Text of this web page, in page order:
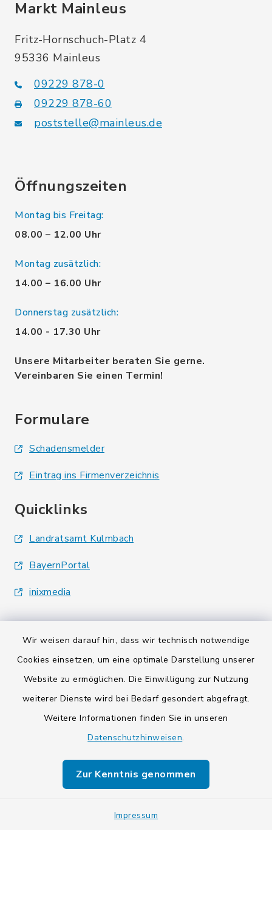
Wir weisen darauf hin, dass wir technisch notwendige
Cookies einsetzen, um eine optimale Darstellung unserer
Website zu ermöglichen. Die Einwilligung zur Nutzung
weiterer Dienste wird bei Bedarf gesondert abgefragt.
Weitere Informationen finden Sie in unseren
Datenschutzhinweisen.
Zur Kenntnis genommen
Impressum
Markt Mainleus
Fritz-Hornschuch-Platz 4
95336 Mainleus
09229 878-0
09229 878-60
poststelle@mainleus.de
Öffnungszeiten
Montag bis Freitag:
08.00 – 12.00 Uhr
Montag zusätzlich:
14.00 – 16.00 Uhr
Donnerstag zusätzlich:
14.00 - 17.30 Uhr
Unsere Mitarbeiter beraten Sie gerne.
Vereinbaren Sie einen Termin!
Formulare
Schadensmelder
Eintrag ins Firmenverzeichnis
Quicklinks
Landratsamt Kulmbach
BayernPortal
inixmedia
Kontakt
Barrierefreiheit
Datenschutz
Impressum
Sitemap